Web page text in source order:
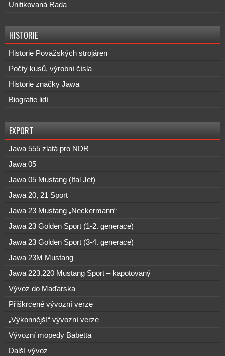
Unifikovaná Rada
HISTORIE
Historie Považských strojáren
Počty kusů, výrobní čísla
Historie značky Jawa
Biografie lidí
EXPORT
Jawa 555 zlatá pro NDR
Jawa 05
Jawa 05 Mustang (Ital Jet)
Jawa 20, 21 Sport
Jawa 23 Mustang „Neckermann“
Jawa 23 Golden Sport (1-2. generace)
Jawa 23 Golden Sport (3-4. generace)
Jawa 23M Mustang
Jawa 223.220 Mustang Sport – kapotovaný
Vývoz do Maďarska
Přiškrcené vývozní verze
„Výkonnější“ vývozní verze
Vývozní mopedy Babetta
Další vývoz